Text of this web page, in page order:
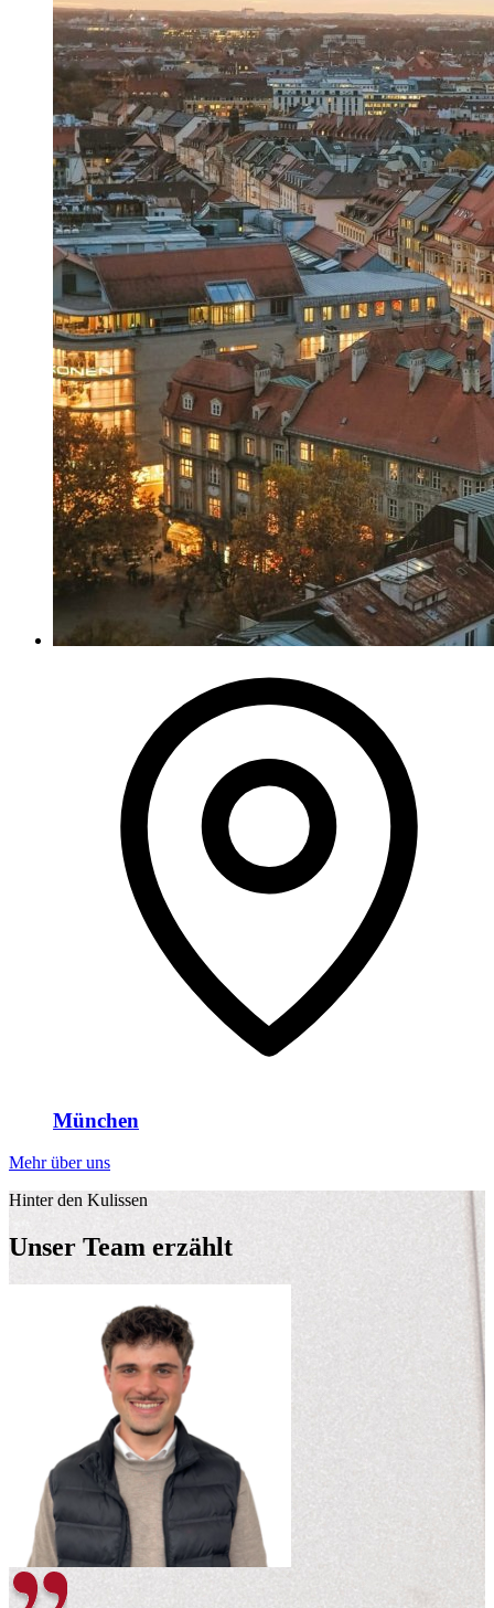
München
Mehr über uns
Hinter den Kulissen
Unser Team erzählt